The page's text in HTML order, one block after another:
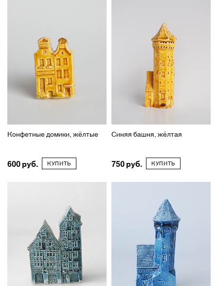
Конфетные домики, жёлтые
600 КУПИТЬ
Синяя башня, жёлтая
750 КУПИТЬ